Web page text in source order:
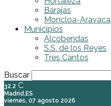
Barajas
Moncloa-Aravaca
Municipios
Alcobendas
S.S. de los Reyes
Tres Cantos
Buscar
32.2 C
Madrid,ES
viernes, 07 agosto 2026